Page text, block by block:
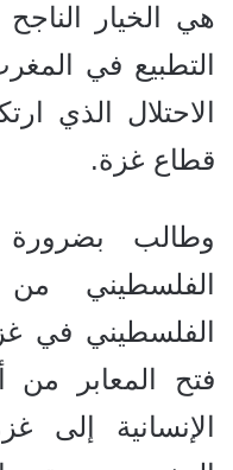
هي الخيار
التطبيع في
الاحتلال الذي
قطاع غزة.
وطالب
الفلسطيني
الفلسطيني في
فتح المعابر
الإنسانية